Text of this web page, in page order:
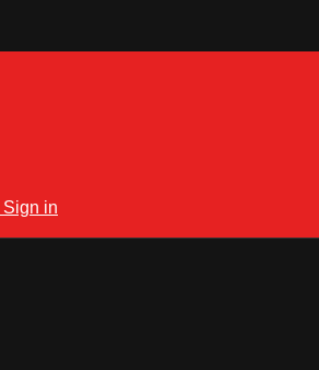
Sign in